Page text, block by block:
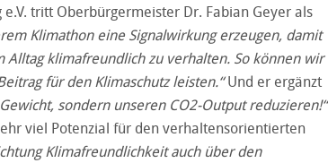
tritt Oberbürgermeister Dr. Fabian Geyer als
Klimathon eine Signalwirkung erzeugen, damit
klimafreundlich zu verhalten. So können wir
für den Klimaschutz leisten.“Und er ergänzt
sondern unseren CO2-Output reduzieren!“
viel Potenzial für den verhaltensorientierten
Klimafreundlichkeit auch über den